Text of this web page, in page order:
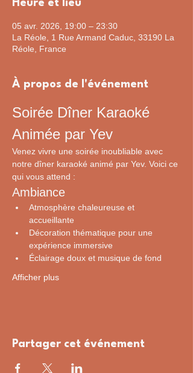
Heure et lieu
05 avr. 2026, 19:00 – 23:30
La Réole, 1 Rue Armand Caduc, 33190 La
Réole, France
À propos de l'événement
Soirée Dîner Karaoké
Animée par Yev
Venez vivre une soirée inoubliable avec
notre dîner karaoké animé par Yev. Voici ce
qui vous attend :
Ambiance
Atmosphère chaleureuse et
accueillante
Décoration thématique pour une
expérience immersive
Éclairage doux et musique de fond
Afficher plus
Partager cet événement